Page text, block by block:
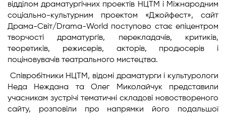
відділом драматургічних проектів НЦТМ і Міжнародним
соціально-культурним проектом «Джойфест», сайт
Драма-Світ/Drama-World поступово стає епіцентром
творчості драматургів, перекладачів, критиків,
теоретиків, режисерів, акторів, продюсерів і
поціновувачів театрального мистецтва.
Співробітники НЦТМ, відомі драматурги і культурологи
Неда Неждана та Олег Миколайчук представили
учасникам зустрічі тематичні складові новоствореного
сайту, розповіли про напрямки його подальшої